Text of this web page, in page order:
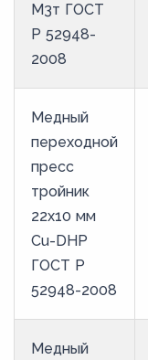
М3т ГОСТ
Р 52948-
2008
Медный
переходной
пресс
тройник
22х10 мм
Cu-DHP
ГОСТ Р
52948-2008
Медный